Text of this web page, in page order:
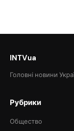
INTVua
Головні новини
Рубрики
Общество